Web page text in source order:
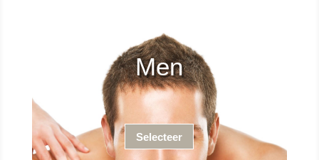
Men
Selecteer